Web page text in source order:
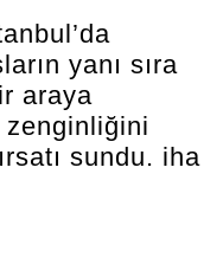
yanı sıra
araya
sundu. iha